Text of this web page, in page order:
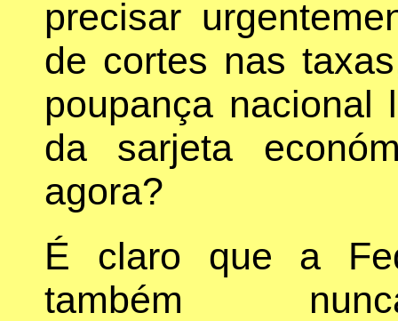
precisar
de cortes nas
poupança nacional
da sarjeta
agora?
É claro que a
também